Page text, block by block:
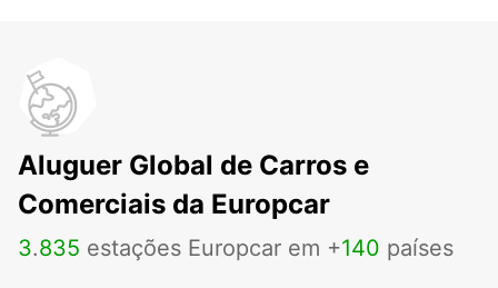
Aluguer Global de Carros e
Comerciais da Europcar
3.835 estações Europcar em +140 países